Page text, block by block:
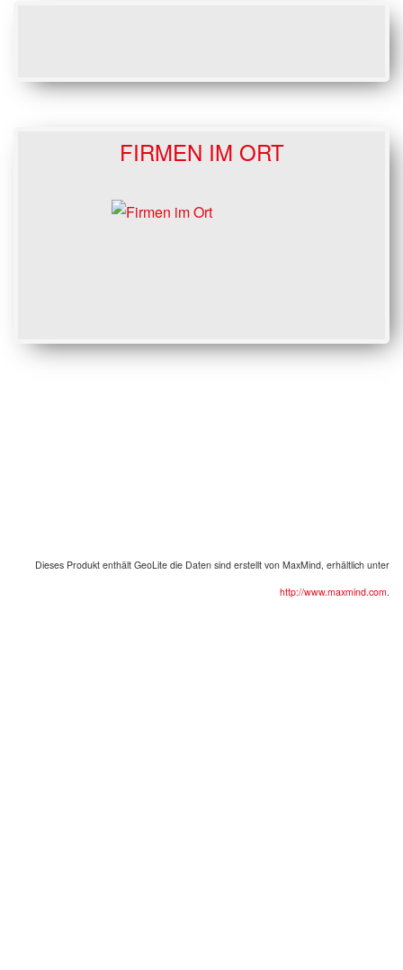
FIRMEN IM ORT
Dieses Produkt enthält GeoLite die Daten sind erstellt von MaxMind erhältlich unter
http://www.maxmind.com